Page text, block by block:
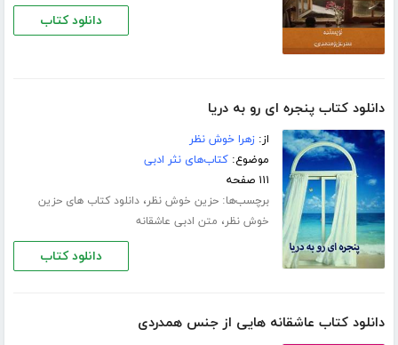
دانلود کتاب
دانلود کتاب پنجره ای رو به دریا
از:زهرا خوش نظر
موضوع:کتاب‌های نثر ادبی
۱۱۱ صفحه
برچسب‌ها:حزین خوش نظر،دانلود کتاب های حزین
خوش نظر، متن ادبی عاشقانه
دانلود کتاب
دانلود کتاب عاشقانه هایی از جنس همدردی